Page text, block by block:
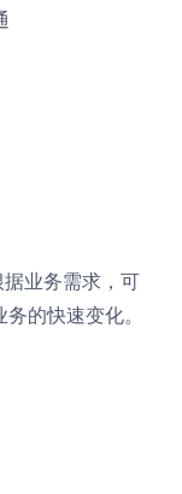
业务需求，可
的快速变化。